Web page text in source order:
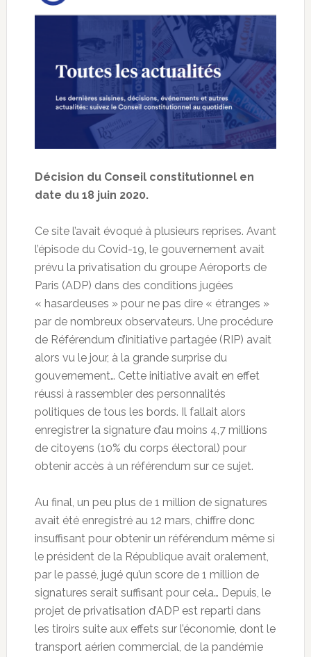
Décision du Conseil constitutionnel en
date du 18 juin 2020.
Ce site l’avait évoqué à plusieurs reprises. Avant
l’épisode du Covid-19, le gouvernement avait
prévu la privatisation du groupe Aéroports de
Paris (ADP) dans des conditions jugées
« hasardeuses » pour ne pas dire « étranges »
par de nombreux observateurs. Une procédure
de Référendum d’initiative partagée (RIP) avait
alors vu le jour, à la grande surprise du
gouvernement… Cette initiative avait en effet
réussi à rassembler des personnalités
politiques de tous les bords. Il fallait alors
enregistrer la signature d’au moins 4,7 millions
de citoyens (10% du corps électoral) pour
obtenir accès à un référendum sur ce sujet.
Au final, un peu plus de 1 million de signatures
avait été enregistré au 12 mars, chiffre donc
insuffisant pour obtenir un référendum même si
le président de la République avait oralement,
par le passé, jugé qu’un score de 1 million de
signatures serait suffisant pour cela… Depuis, le
projet de privatisation d’ADP est reparti dans
les tiroirs suite aux effets sur l’économie, dont le
transport aérien commercial, de la pandémie